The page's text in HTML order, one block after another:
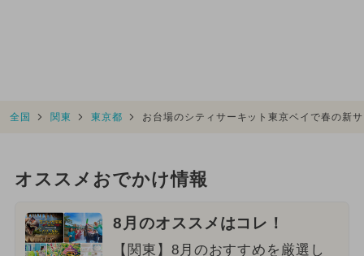
全国 関東 東京都 お台場のシティサーキット東京ベイで春の新
オススメおでかけ情報
8月のオススメはコレ！
【関東】8月のおすすめを厳選し